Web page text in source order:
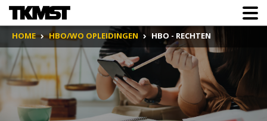
HOME HBO/WO OPLEIDINGEN HBO - RECHTEN